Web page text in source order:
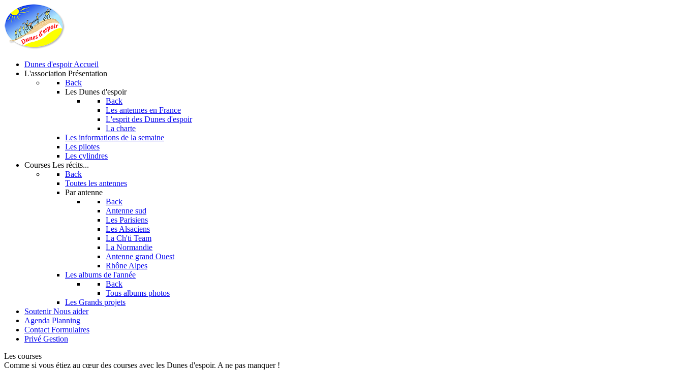
Dunes d'espoir Accueil
L'association Présentation
Back
Les Dunes d'espoir
Back
Les antennes en France
L'esprit des Dunes d'espoir
La charte
Les informations de la semaine
Les pilotes
Les cylindres
Courses Les récits...
Back
Toutes les antennes
Par antenne
Back
Antenne sud
Les Parisiens
Les Alsaciens
La Ch'ti Team
La Normandie
Antenne grand Ouest
Rhône Alpes
Les albums de l'année
Back
Tous albums photos
Les Grands projets
Soutenir Nous aider
Agenda Planning
Contact Formulaires
Privé Gestion
Les courses
Comme si vous étiez au cœur des courses avec les Dunes d'espoir. A ne pas manquer !